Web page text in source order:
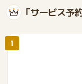
「サービス予
1